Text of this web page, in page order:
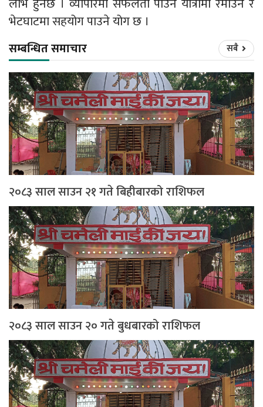
भेटघाटमा सहयोग पाउने योग छ ।
सम्बन्धित समाचार सबै
२०८३ साल साउन २१ गते बिहीबारको राशिफल
२०८३ साल साउन २० गते बुधबारको राशिफल